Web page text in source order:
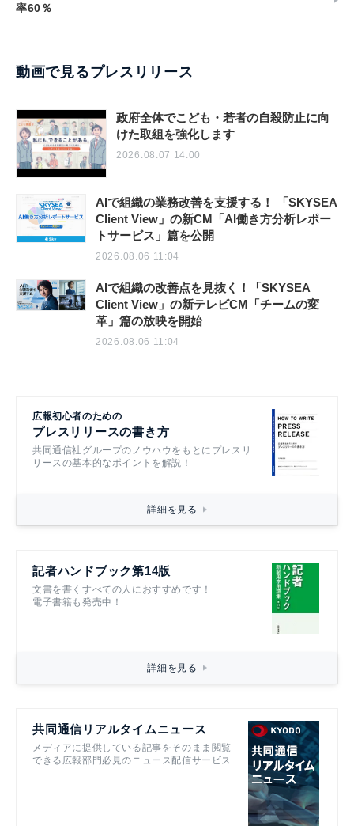
率60％
動画で見るプレスリリース
政府全体でこども・若者の自殺防止に向
けた取組を強化します
2026.08.07 14:00
AIで組織の業務改善を支援する！ 「SKYSEA
Client View」の新CM「AI働き方分析レポー
トサービス」篇を公開
2026.08.06 11:04
AIで組織の改善点を見抜く！「SKYSEA
Client View」の新テレビCM「チームの変
革」篇の放映を開始
2026.08.06 11:04
広報初心者のための
プレスリリースの書き方
共同通信社グループのノウハウをもとにプレスリ
リースの基本的なポイントを解説！
詳細を見る
記者ハンドブック第14版
文書を書くすべての人におすすめです！
電子書籍も発売中！
詳細を見る
共同通信リアルタイムニュース
メディアに提供している記事をそのまま閲覧
できる広報部門必見のニュース配信サービス